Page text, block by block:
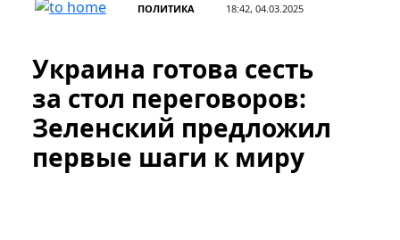
ПОЛИТИКА 18:42, 04.03.2025
Украина готова сесть
за стол переговоров:
Зеленский предложил
первые шаги к миру